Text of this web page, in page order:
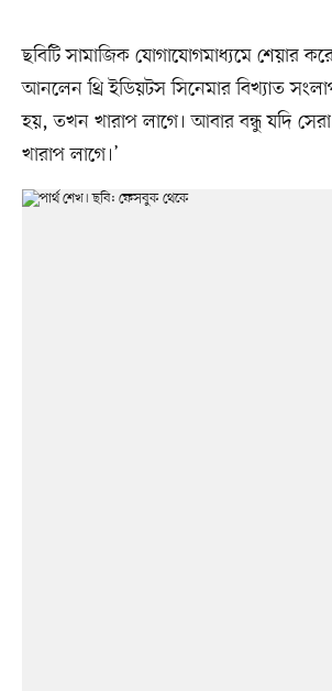
ছবিটি সামাজিক যোগাযোগমাধ্যমে শেয়ার
আনলেন থ্রি ইডিয়টস সিনেমার বিখ্যাত
হয়, তখন খারাপ লাগে। আবার বন্ধু যদি
খারাপ লাগে।’